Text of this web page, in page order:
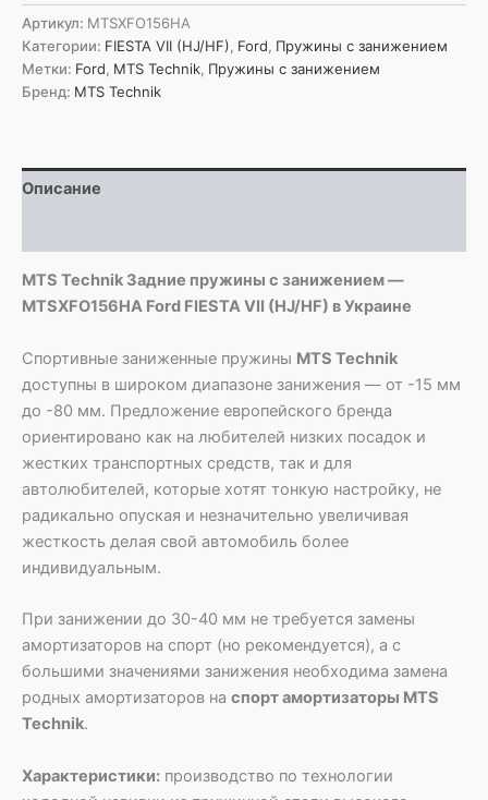
Technik
Задние
пружины
с
занижением
Ford
FIESTA
Артикул: MTSXFO156HA
Категории: FIESTA VII (HJ/HF), Ford, Пружины с занижением
Метки: Ford, MTS Technik, Пружины с занижением
Бренд: MTS Technik
Описание
MTS Technik Задние пружины с занижением —
MTSXFO156HA Ford FIESTA VII (HJ/HF) в Украине
Спортивные заниженные пружины MTS Technik
доступны в широком диапазоне занижения — от -15 мм
до -80 мм. Предложение европейского бренда
ориентировано как на любителей низких посадок и
жестких транспортных средств, так и для
автолюбителей, которые хотят тонкую настройку, не
радикально опуская и незначительно увеличивая
жесткость делая свой автомобиль более
индивидуальным.
При занижении до 30-40 мм не требуется замены
амортизаторов на спорт (но рекомендуется), а с
большими значениями занижения необходима замена
родных амортизаторов на спорт амортизаторы MTS
Technik.
Характеристики: производство по технологии